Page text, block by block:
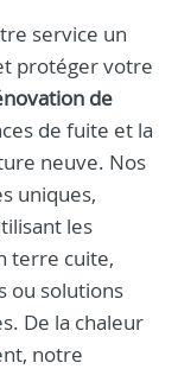
service un
protéger votre
de
de fuite et la
neuve. Nos
uniques,
les
terre cuite,
ou solutions
De la chaleur
notre